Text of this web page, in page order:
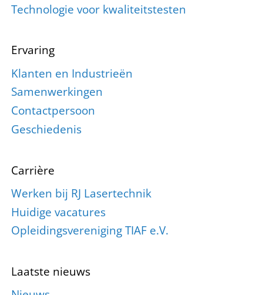
Technologie voor kwaliteitstesten
Ervaring
Klanten en Industrieën
Samenwerkingen
Contactpersoon
Geschiedenis
Carrière
Werken bij RJ Lasertechnik
Huidige vacatures
Opleidingsvereniging TIAF e.V.
Laatste nieuws